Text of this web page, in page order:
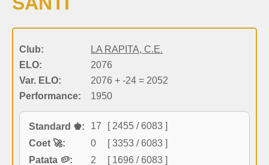
Club:
LA RAPITA, C.E.
ELO:
2076
Var. ELO:
2076 + -24 = 2052
Performance:
1950
Standard ♚: 17
[ 2455 / 6083 ]
Coet 🚀:
0
[ 3353 / 6083 ]
Patata 🥔:
2
[ 1696 / 6083 ]